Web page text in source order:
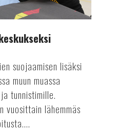
suojaamisen lisäksi
muun muassa
tunnistimille.
vuosittain lähemmäs